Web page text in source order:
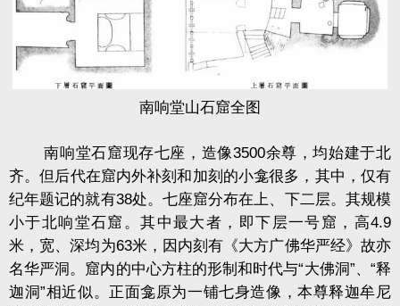
南响堂山石窟全图
南响堂石窟现存七座，造像3500余尊，均始建于北
齐。但后代在窟内外补刻和加刻的小龛很多，其中，仅有
纪年题记的就有38处。七座窟分布在上、下二层。其规模
小于北响堂石窟。其中最大者，即下层一号窟，高4.9
米，宽、深均为63米，因内刻有《大方广佛华严经》故亦
名华严洞。窟内的中心方柱的形制和时代与“大佛洞”、“释
迦洞”相近似。正面龛原为一铺七身造像，本尊释迦牟尼